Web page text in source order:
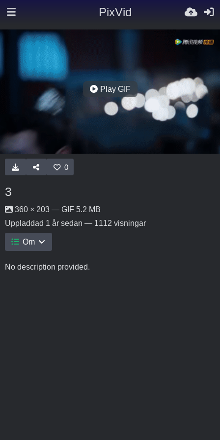
PixVid
Play GIF
0
3
360 × 203 — GIF 5.2 MB
Uppladdad 1 år sedan — 1112 visningar
Om
No description provided.